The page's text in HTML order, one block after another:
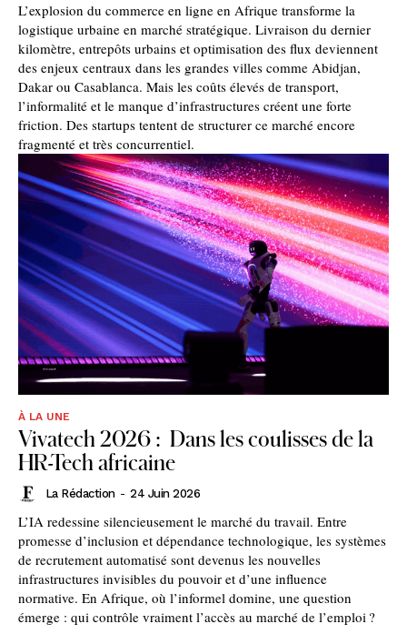
L’explosion du commerce en ligne en Afrique transforme la
logistique urbaine en marché stratégique. Livraison du dernier
kilomètre, entrepôts urbains et optimisation des flux deviennent
des enjeux centraux dans les grandes villes comme Abidjan,
Dakar ou Casablanca. Mais les coûts élevés de transport,
l’informalité et le manque d’infrastructures créent une forte
friction. Des startups tentent de structurer ce marché encore
fragmenté et très concurrentiel.
À LA UNE
Vivatech 2026 : Dans les coulisses de la
HR-Tech africaine
La Rédaction - 24 Juin 2026
L’IA redessine silencieusement le marché du travail. Entre
promesse d’inclusion et dépendance technologique, les systèmes
de recrutement automatisé sont devenus les nouvelles
infrastructures invisibles du pouvoir et d’une influence
normative. En Afrique, où l’informel domine, une question
émerge : qui contrôle vraiment l’accès au marché de l’emploi ?